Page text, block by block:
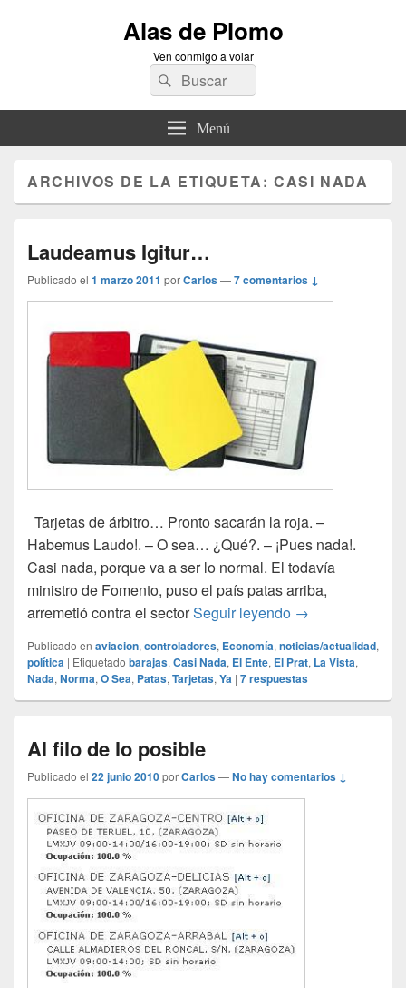
Alas de Plomo
Ven conmigo a volar
Buscar
por:
Buscar
Menú
ARCHIVOS DE LA ETIQUETA:CASI NADA
Laudeamus Igitur…
Publicado el 1 marzo 2011 porCarlos—7 comentarios ↓
Tarjetas de árbitro… Pronto sacarán la roja. –
Habemus Laudo!. – O sea… ¿Qué?. – ¡Pues nada!.
Casi nada, porque va a ser lo normal. El todavía
ministro de Fomento, puso el país patas arriba,
arremetió contra el sectorSeguir leyendo Laudeamus
→
Publicado en aviacion, controladores, Economía, noticias/actualidad,
política | Etiquetado barajas, Casi Nada, El Ente, El Prat, La Vista,
Nada, Norma, O Sea, Patas, Tarjetas, Ya | 7respuestas
Al filo de lo posible
Publicado el 22 junio 2010porCarlos—No hay comentarios ↓